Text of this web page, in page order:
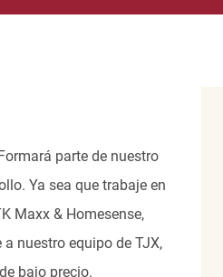
parte de nuestro
Ya sea que trabaje en
Maxx & Homesense,
nuestro equipo de TJX,
bajo precio.